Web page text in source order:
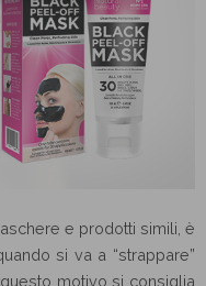
e prodotti simili, è
si va a “strappare”
motivo si consiglia